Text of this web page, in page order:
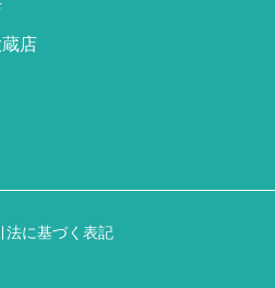
店
法に基づく表記